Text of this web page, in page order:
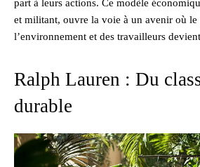
part à leurs actions. Ce modèle
et militant, ouvre la voie à un avenir où le
l’environnement et des travailleurs
Ralph Lauren : Du
durable